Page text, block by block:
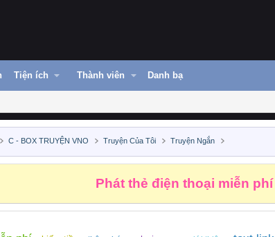
Tiện ích Thành viên Danh bạ
C - BOX TRUYỆN VNO Truyện Của Tôi Truyện Ngắn
Phát thẻ điện thoại miễn phí